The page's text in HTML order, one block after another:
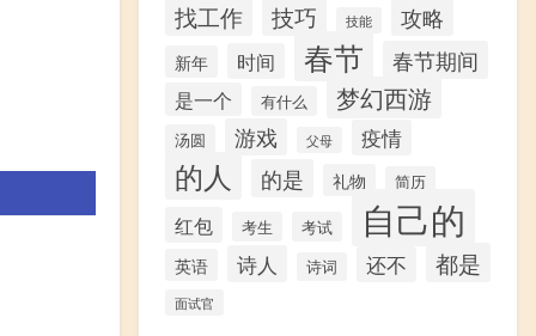
找工作 技巧 技能 攻略
新年 时间 春节 春节期间
是一个 有什么 梦幻西游
汤圆 游戏 父母 疫情
的人 的是 礼物 简历
红包 考生 考试 自己的
英语 诗人 诗词 还不 都是
面试官